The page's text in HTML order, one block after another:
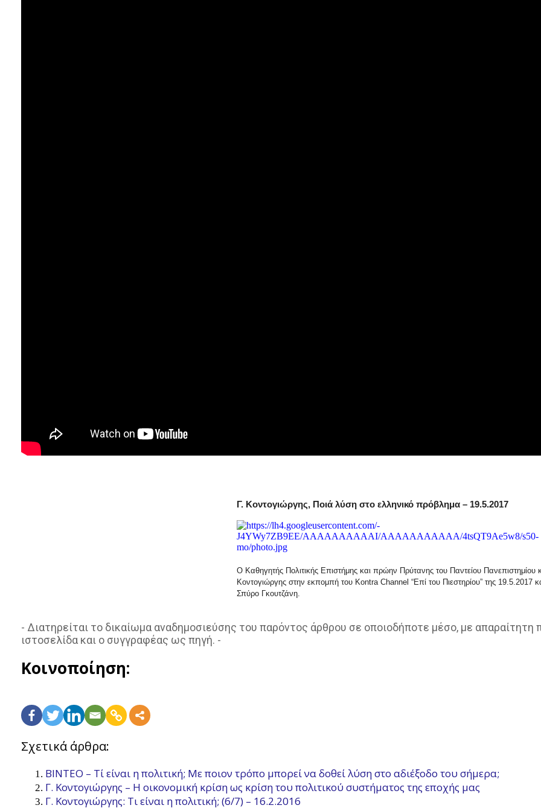
Γ. Κοντογιώργης, Ποιά λύση στο ελληνικό πρόβλημα – 19.5.2017
Ο Καθηγητής Πολιτικής Επιστήμης και πρώην Πρύτανης του Παντείου Πανεπιστημίου
Κοντογιώργης στην εκπομπή του Kontra Channel “Επί του Πιεστηρίου” της 19.5.2017
Σπύρο Γκουτζάνη.
- Διατηρείται το δικαίωμα αναδημοσιεύσης του παρόντος άρθρου σε οποιοδήποτε μέσο, με
ιστοσελίδα και ο συγγραφέας ως πηγή. -
Κοινοποίηση:
Σχετικά άρθρα:
ΒΙΝΤΕΟ – Τί είναι η πολιτική; Με ποιον τρόπο μπορεί να δοθεί λύση στο αδιέξοδο του σήμερα;
Γ. Κοντογιώργης – Η οικονομική κρίση ως κρίση του πολιτικού συστήματος της εποχής μας
Γ. Κοντογιώργης: Τι είναι η πολιτική; (6/7) – 16.2.2016